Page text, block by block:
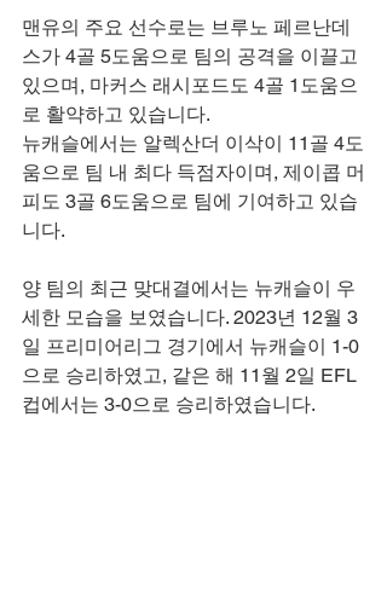
맨유의 주요 선수로는 브루노 페르난데
스가 4골 5도움으로 팀의 공격을 이끌고
있으며, 마커스 래시포드도 4골 1도움으
로 활약하고 있습니다.
뉴캐슬에서는 알렉산더 이삭이 11골 4도
움으로 팀 내 최다 득점자이며, 제이콥 머
피도 3골 6도움으로 팀에 기여하고 있습
니다.
양 팀의 최근 맞대결에서는 뉴캐슬이 우
세한 모습을 보였습니다. 2023년 12월 3
일 프리미어리그 경기에서 뉴캐슬이 1-0
으로 승리하였고, 같은 해 11월 2일 EFL
컵에서는 3-0으로 승리하였습니다.